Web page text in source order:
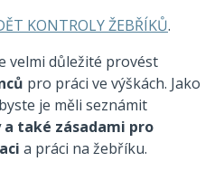
KONTROLY ŽEBŘÍKŮ.
velmi důležité provést
pro práci ve výškách. Jako
je měli seznámit
také zásadami pro
a práci na žebříku.